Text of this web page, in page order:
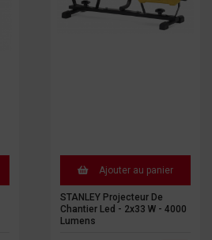
Ajouter au panier
STANLEY Projecteur De
Chantier Led - 2x33 W - 4000
Lumens